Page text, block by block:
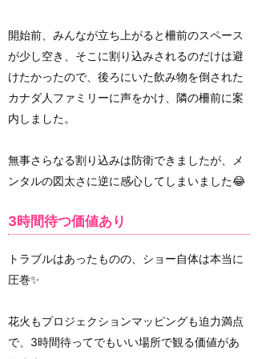
開始前、みんなが立ち上がると柵前のスペース
が少し空き、そこに割り込みされるのだけは避
けたかったので、後ろにいた飲み物を倒された
カナダ人ファミリーに声をかけ、隣の柵前に案
内しました。
無事さらなる割り込みは防衛できましたが、メ
ンタルの図太さに逆に感心してしまいました😂
3時間待つ価値あり
トラブルはあったものの、ショー自体は本当に
圧巻✨
花火もプロジェクションマッピングも迫力満点
で、3時間待ってでもいい場所で観る価値があ